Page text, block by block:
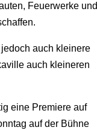
Feuerwerke und
auch kleinere
auch kleineren
eine Premiere auf
auf der Bühne